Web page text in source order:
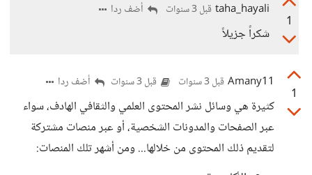
1
taha_hayali قبل 3 سنوات أضف ردا
شكراً جزيلاً
1
Amany11 قبل 3 سنوات قبل 3 سنوات أضف ردا
كثيرة هي وسائل نشر المحتوى العلمي والثقافي الهادف، سواء
عبر الصفحات والمدونات الشخصية، أو عبر منصات مشتركة
لتقديم ذلك المحتوى من خلالها... ومن أشهر تلك المنصات: